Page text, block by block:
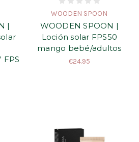
|
FPS
WOODEN SPOON
WOODEN SPOON |
Loción solar FPS50
mango bebé/adultos
€24.95